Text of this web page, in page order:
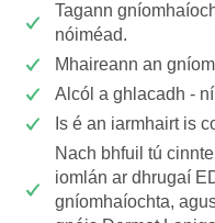
Tagann
nóiméad.
Mhaireann an
Alcól a ghlacadh -
Is é an iarmhairt is
Nach bhfuil tú
iomlán ar dhrugaí
gníomhaíochta,